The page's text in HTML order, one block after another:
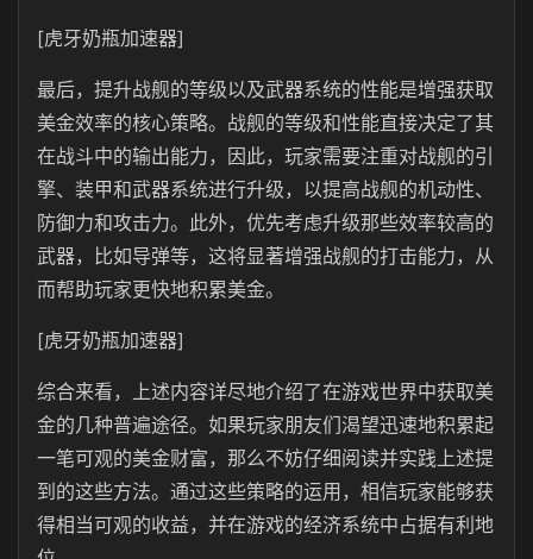
[虎牙奶瓶加速器]
最后，提升战舰的等级以及武器系统的性能是增强获取
美金效率的核心策略。战舰的等级和性能直接决定了其
在战斗中的输出能力，因此，玩家需要注重对战舰的引
擎、装甲和武器系统进行升级，以提高战舰的机动性、
防御力和攻击力。此外，优先考虑升级那些效率较高的
武器，比如导弹等，这将显著增强战舰的打击能力，从
而帮助玩家更快地积累美金。
[虎牙奶瓶加速器]
综合来看，上述内容详尽地介绍了在游戏世界中获取美
金的几种普遍途径。如果玩家朋友们渴望迅速地积累起
一笔可观的美金财富，那么不妨仔细阅读并实践上述提
到的这些方法。通过这些策略的运用，相信玩家能够获
得相当可观的收益，并在游戏的经济系统中占据有利地